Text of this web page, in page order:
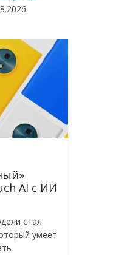
AI с ИИ
стал
умеет